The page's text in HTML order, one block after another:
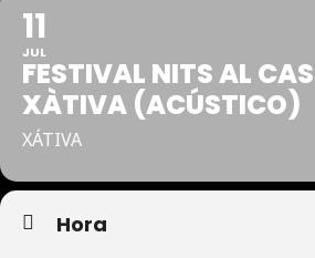
11
JUL
FESTIVAL NITS AL
XÀTIVA (ACÚSTICO)
XÁTIVA
Hora